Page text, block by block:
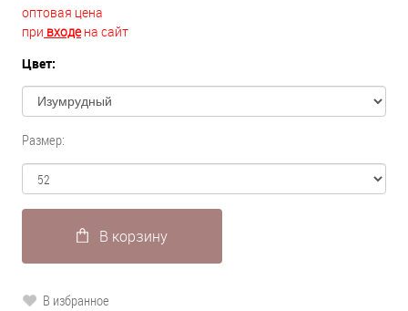
оптовая цена
при входена сайт
Цвет:
Размер:
В корзину
В избранное